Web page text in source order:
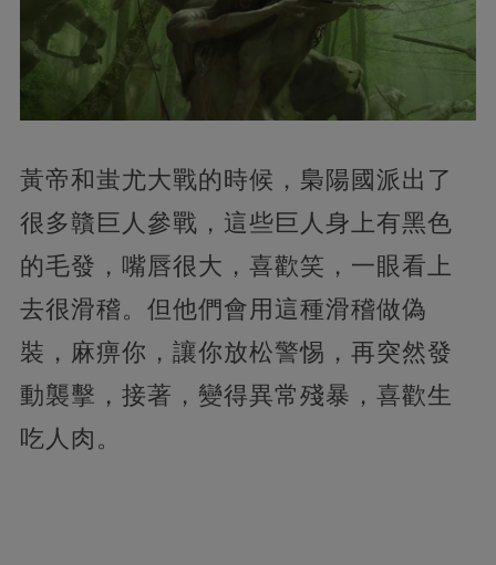
黃帝和蚩尤大戰的時候，梟陽國派出了
很多贛巨人參戰，這些巨人身上有黑色
的毛發，嘴唇很大，喜歡笑，一眼看上
去很滑稽。但他們會用這種滑稽做偽
裝，麻痹你，讓你放松警惕，再突然發
動襲擊，接著，變得異常殘暴，喜歡生
吃人肉。